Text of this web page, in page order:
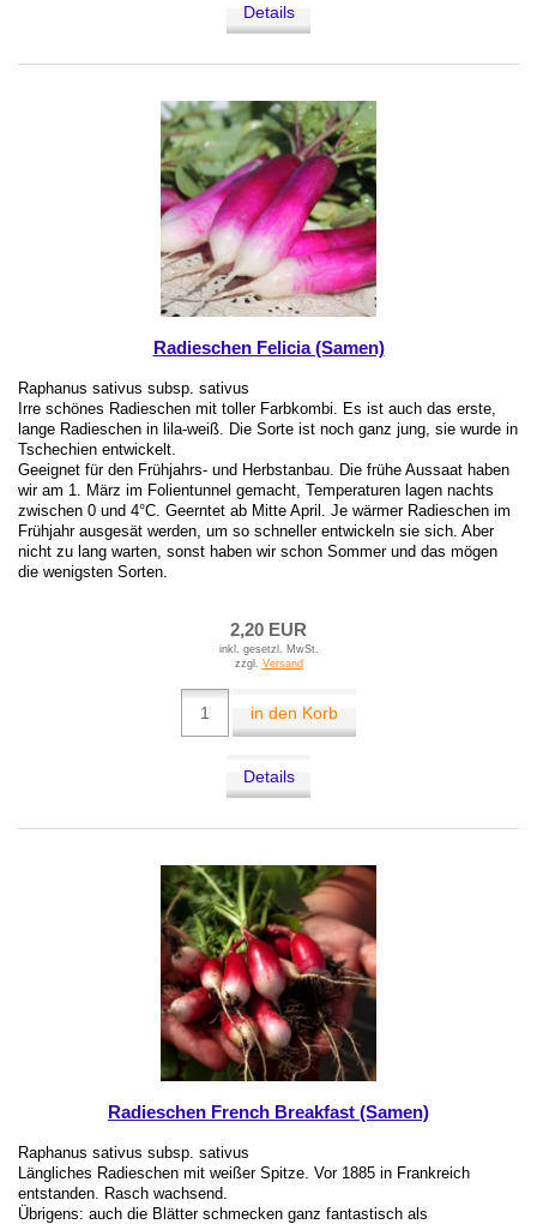
Details
Radieschen Felicia (Samen)
Raphanus sativus subsp. sativus
Irre schönes Radieschen mit toller Farbkombi. Es ist auch das erste,
lange Radieschen in lila-weiß. Die Sorte ist noch ganz jung, sie wurde in
Tschechien entwickelt.
Geeignet für den Frühjahrs- und Herbstanbau. Die frühe Aussaat haben
wir am 1. März im Folientunnel gemacht, Temperaturen lagen nachts
zwischen 0 und 4°C. Geerntet ab Mitte April. Je wärmer Radieschen im
Frühjahr ausgesät werden, um so schneller entwickeln sie sich. Aber
nicht zu lang warten, sonst haben wir schon Sommer und das mögen
die wenigsten Sorten.
2,20 EUR
inkl. gesetzl. MwSt.
zzgl. Versand
in den Korb
Details
Radieschen French Breakfast (Samen)
Raphanus sativus subsp. sativus
Längliches Radieschen mit weißer Spitze. Vor 1885 in Frankreich
entstanden. Rasch wachsend.
Übrigens: auch die Blätter schmecken ganz fantastisch als